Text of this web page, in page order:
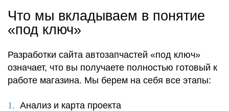
Что мы вкладываем в понятие
«под ключ»
Разработки сайта автозапчастей «под ключ»
означает, что вы получаете полностью готовый к
работе магазина. Мы берем на себя все этапы:
Анализ и карта проекта